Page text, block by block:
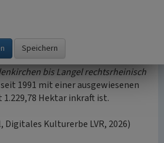
Strandschlösschen ist laut
nicht als Baudenkmal
des
LSG Rhein, Rheinauen und
bis Langel rechtsrheinisch
seit 1991 mit einer ausgewiesenen
1.229,78 Hektar inkraft ist.
Digitales Kulturerbe LVR, 2026)